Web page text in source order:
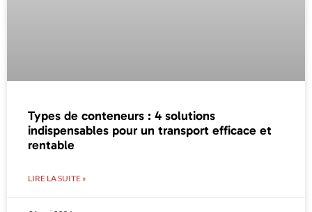
Types de conteneurs : 4 solutions
indispensables pour un transport efficace et
rentable
LIRE LA SUITE »